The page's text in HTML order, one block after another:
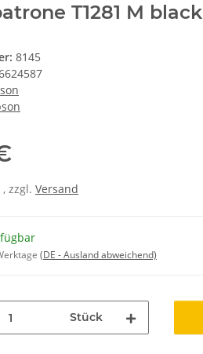
T1281 M black
8145
zzgl. Versand
(DE - Ausland abweichend)
Stück